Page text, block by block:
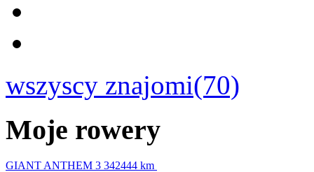
wszyscy znajomi(70)
Moje rowery
GIANT ANTHEM 3 342444 km